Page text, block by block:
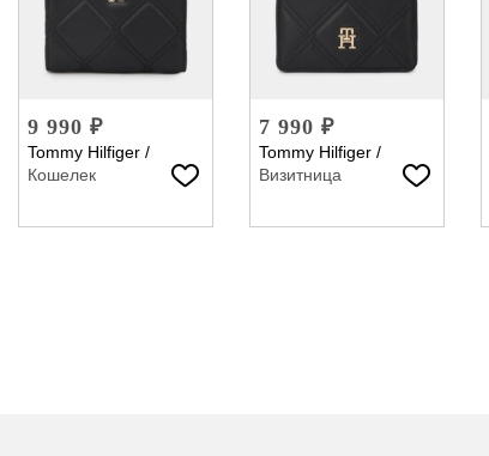
9 990 ₽
Tommy Hilfiger /
Кошелек
7 990 ₽
Tommy Hilfiger /
Визитница